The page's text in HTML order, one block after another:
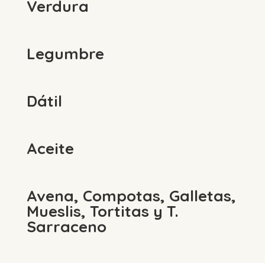
Verdura
Legumbre
Dátil
Aceite
Avena, Compotas, Galletas,
Mueslis, Tortitas y T.
Sarraceno